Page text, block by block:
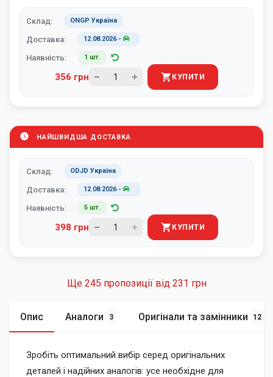
Склад: ONGP Україна
Доставка: 12.08.2026-
Наявність: 1 шт.
356 грн КУПИТИ
НАЙШВИДША ДОСТАВКА
Склад: ODJD Україна
Доставка: 12.08.2026-
Наявність: 5 шт.
398 грн КУПИТИ
Ще 245 пропозиції від 231 грн
Опис Аналоги 3 Оригінали та замінники 12
Зробіть оптимальний вибір серед оригінальних
деталей і надійних аналогів: усе необхідне для